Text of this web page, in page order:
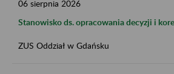
06 sierpnia 2026
Stanowisko ds. opracowania decyzji i
ZUS Oddział w Gdańsku